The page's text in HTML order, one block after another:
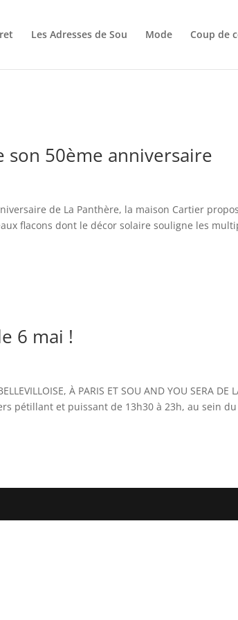
Les Adresses de Sou Mode Coup de
50ème anniversaire
de La Panthère, la maison Cartier
flacons dont le décor solaire souligne les
6 mai !
À PARIS ET SOU AND YOU SERA DE
pétillant et puissant de 13h30 à 23h, au sein